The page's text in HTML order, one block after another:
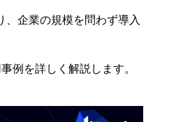
企業の規模を問わず導入
例を詳しく解説します。